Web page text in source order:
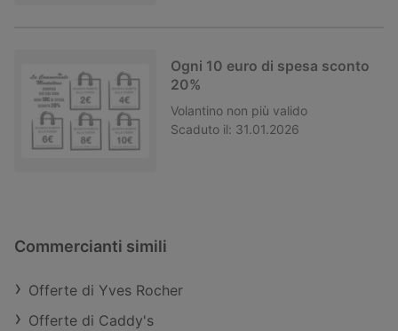
Ogni 10 euro di spesa sconto
20%
Volantino non più valido
Scaduto il: 31.01.2026
Commercianti simili
Offerte di Yves Rocher
Offerte di Caddy's